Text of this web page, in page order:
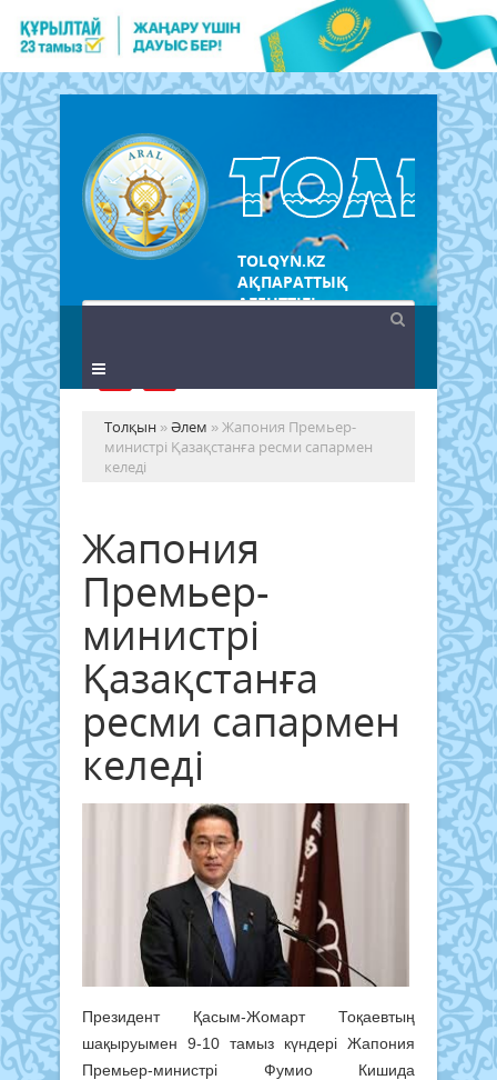
TOLQYN.KZ
АҚПАРАТТЫҚ
АГЕНТТІГІ
Толқын »Әлем » Жапония Премьер-
министрі Қазақстанға ресми сапармен
келеді
Жапония
Премьер-
министрі
Қазақстанға
ресми сапармен
келеді
Президент Қасым-Жомарт Тоқаевтың
шақыруымен 9-10 тамыз күндері Жапония
Премьер-министрі Фумио Кишида